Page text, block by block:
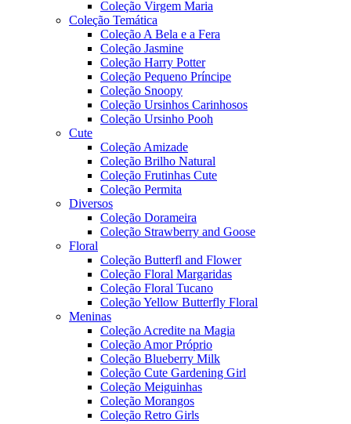
Coleção Virgem Maria
Coleção Temática
Coleção A Bela e a Fera
Coleção Jasmine
Coleção Harry Potter
Coleção Pequeno Príncipe
Coleção Snoopy
Coleção Ursinhos Carinhosos
Coleção Ursinho Pooh
Cute
Coleção Amizade
Coleção Brilho Natural
Coleção Frutinhas Cute
Coleção Permita
Diversos
Coleção Dorameira
Coleção Strawberry and Goose
Floral
Coleção Butterfl and Flower
Coleção Floral Margaridas
Coleção Floral Tucano
Coleção Yellow Butterfly Floral
Meninas
Coleção Acredite na Magia
Coleção Amor Próprio
Coleção Blueberry Milk
Coleção Cute Gardening Girl
Coleção Meiguinhas
Coleção Morangos
Coleção Retro Girls